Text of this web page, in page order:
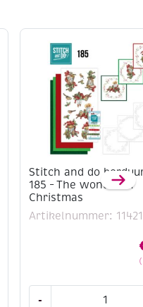
Stitch and do
185 – The wonder of
Christmas
Artikelnummer:
-